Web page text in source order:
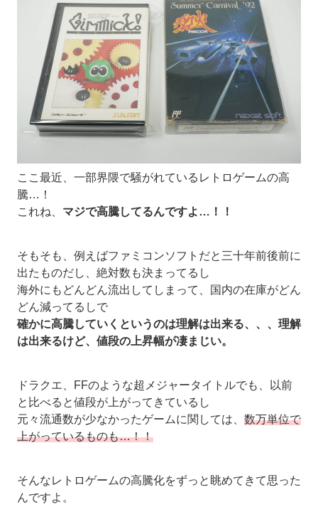
ここ最近、一部界隈で騒がれているレトロゲームの高
騰…！
これね、 マジで高騰してるんですよ…！！
そもそも、例えばファミコンソフトだと三十年前後前に
出たものだし、絶対数も決まってるし
海外にもどんどん流出してしまって、国内の在庫がどん
どん減ってるしで
確かに高騰していくというのは理解は出来る、、、理解
は出来るけど、値段の上昇幅が凄まじい。
ドラクエ、FFのような超メジャータイトルでも、以前
と比べると値段が上がってきているし
元々流通数が少なかったゲームに関しては、 数万単位で
上がっているものも…！！
そんなレトロゲームの高騰化をずっと眺めてきて思った
んですよ。